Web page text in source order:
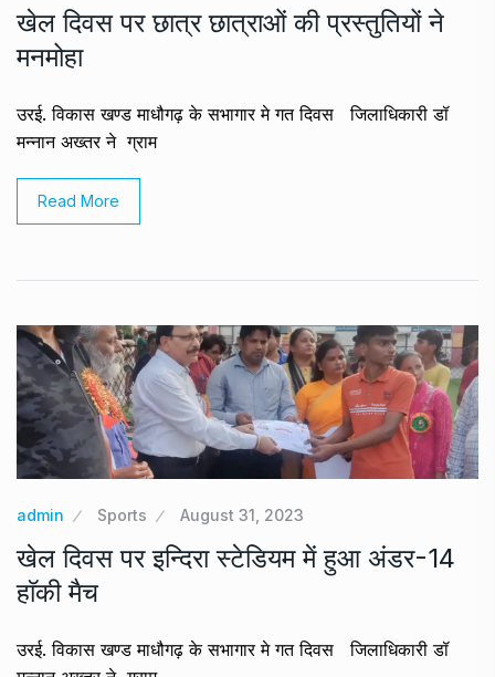
खेल दिवस पर छात्र छात्राओं की प्रस्तुतियों ने
मनमोहा
उरई. विकास खण्ड माधौगढ़ के सभागार मे गत दिवस जिलाधिकारी डॉ
मन्नान अख्तर ने ग्राम
Read More
admin Sports August 31, 2023
खेल दिवस पर इन्दिरा स्टेडियम में हुआ अंडर-14
हाॅकी मैच
उरई. विकास खण्ड माधौगढ़ के सभागार मे गत दिवस जिलाधिकारी डॉ